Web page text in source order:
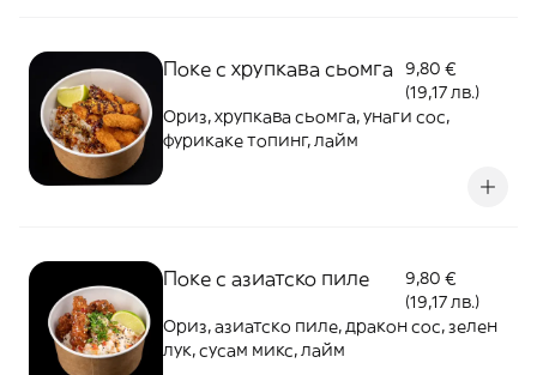
Поке с хрупкава сьомга 9,80 €
(19,17 лв.)
Ориз, хрупкава сьомга, унаги сос,
фурикаке топинг, лайм
Поке с азиатско пиле
9,80 €
(19,17 лв.)
Ориз, азиатско пиле, дракон сос, зелен
лук, сусам микс, лайм